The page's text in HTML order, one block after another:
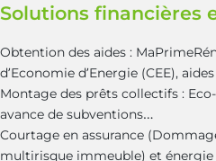
Solutions financières
Obtention des aides :
d’Economie d’Energie (CEE),
Montage des prêts collectifs :
avance de subventions…
Courtage en assurance
multirisque immeuble) et énergie